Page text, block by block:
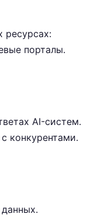
ресурсах:
порталы.
AI-систем.
конкурентами.